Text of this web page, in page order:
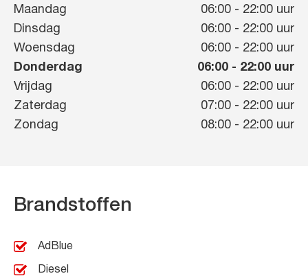
Maandag 06:00 - 22:00 uur
Dinsdag
06:00 - 22:00 uur
Woensdag
06:00 - 22:00 uur
Donderdag
06:00 - 22:00 uur
Vrijdag
06:00 - 22:00 uur
Zaterdag
07:00 - 22:00 uur
Zondag
08:00 - 22:00 uur
Brandstoffen
AdBlue
Diesel